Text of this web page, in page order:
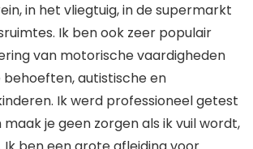
in het vliegtuig, in de supermarkt
Ik ben ook zeer populair
van motorische vaardigheden
autistische en
Ik werd professioneel getest
maak je geen zorgen als ik vuil wordt,